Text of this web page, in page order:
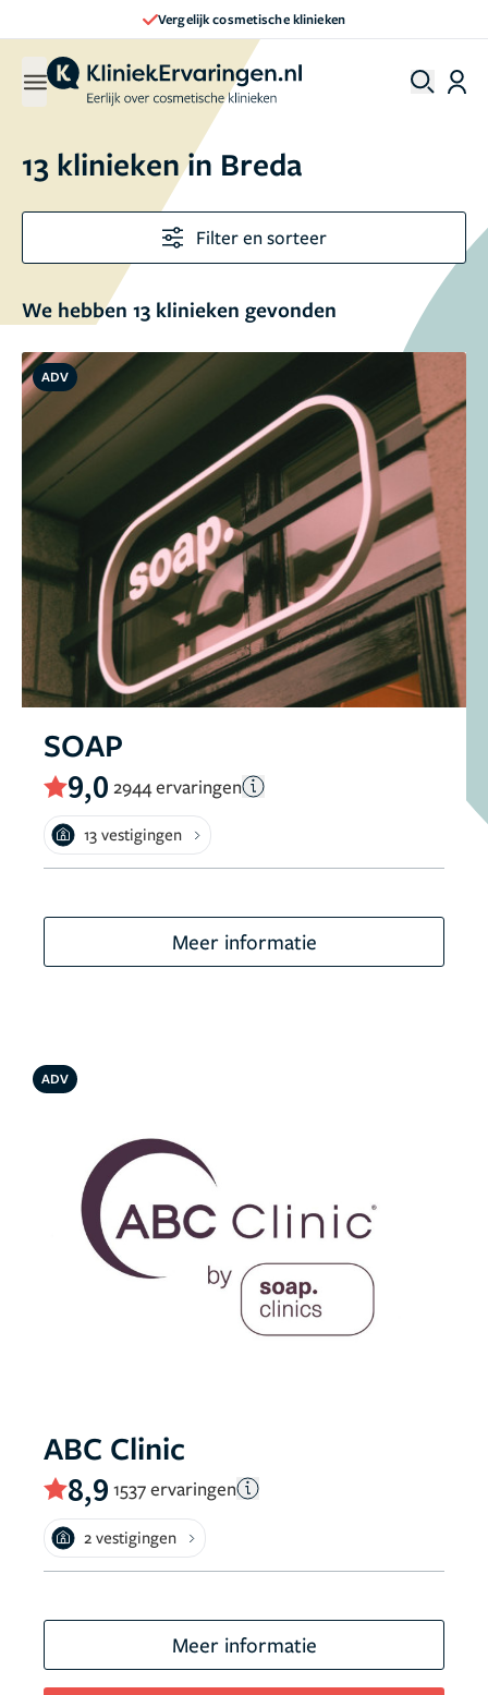
Vergelijk cosmetische klinieken
13 klinieken in Breda
Filter en sorteer
We hebben 13 klinieken gevonden
ADV
SOAP
9,0 2944 ervaringen
13 vestigingen
Meer informatie
ADV
ABC Clinic
8,9 1537 ervaringen
2 vestigingen
Meer informatie